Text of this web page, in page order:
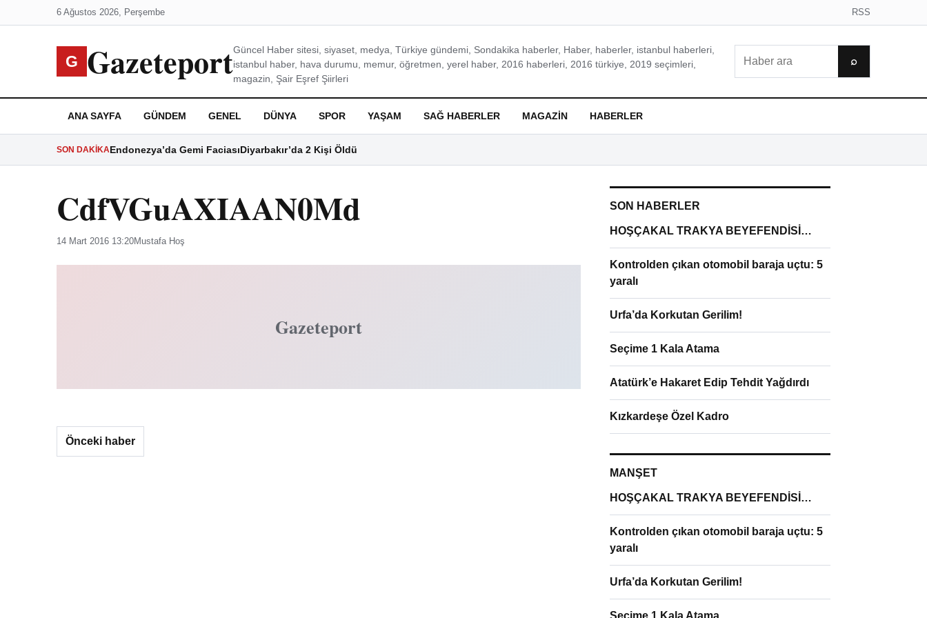
6 Ağustos 2026, Perşembe RSS
G GazeteportGüncel Haber sitesi, siyaset, medya, Türkiye gündemi, Sondakika haberler, Haber, haberler, istanbul haberleri,
istanbul haber, hava durumu, memur, öğretmen, yerel haber, 2016 haberleri, 2016 türkiye, 2019 seçimleri,
magazin, Şair Eşref Şiirleri
⌕
ANA SAYFA GÜNDEM GENEL DÜNYA SPOR YAŞAM SAĞ HABERLER MAGAZIN HABERLER
SON DAKIKAEndonezya’da Gemi FaciasıDiyarbakır’da 2 Kişi Öldü
CdfVGuAXIAAN0Md
14 Mart 2016 13:20Mustafa Hoş
Gazeteport
Önceki haber
SON HABERLER
HOŞÇAKAL TRAKYA BEYEFENDİSİ…
Kontrolden çıkan otomobil baraja uçtu: 5
yaralı
Urfa’da Korkutan Gerilim!
Seçime 1 Kala Atama
Atatürk’e Hakaret Edip Tehdit Yağdırdı
Kızkardeşe Özel Kadro
MANŞET
HOŞÇAKAL TRAKYA BEYEFENDİSİ…
Kontrolden çıkan otomobil baraja uçtu: 5
yaralı
Urfa’da Korkutan Gerilim!
Seçime 1 Kala Atama